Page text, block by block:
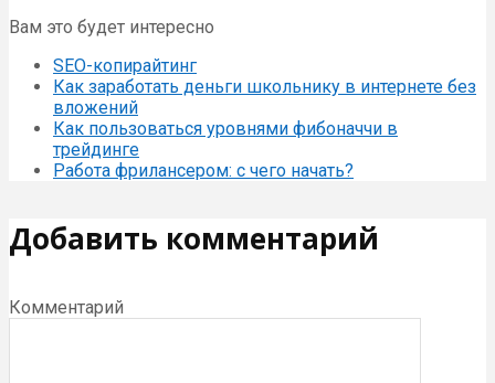
Вам это будет интересно
SEO-копирайтинг
Как заработать деньги школьнику в интернете без
вложений
Как пользоваться уровнями фибоначчи в
трейдинге
Работа фрилансером: с чего начать?
Добавить комментарий
Комментарий